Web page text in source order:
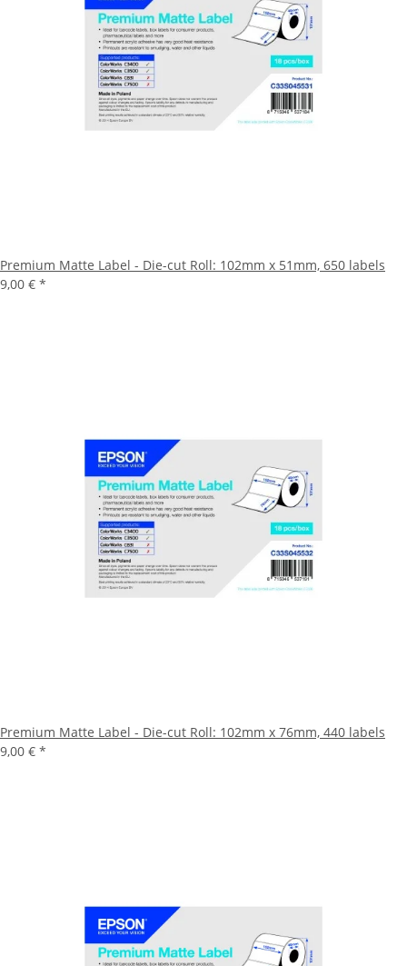
Premium Matte Label - Die-cut Roll: 102mm x 51mm, 650 labels
9,00 € *
Premium Matte Label - Die-cut Roll: 102mm x 76mm, 440 labels
9,00 € *